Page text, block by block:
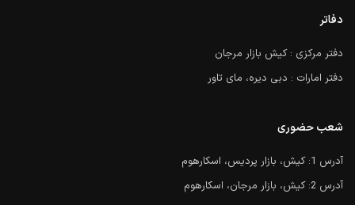
دفاتر
دفتر مرکزی : کیش بازار مرجان
دفتر امارات : دبی دیره، مای تاور
شعب حضوری
آدرس 1: کیش، بازار پردیس، اسکارهوم
آدرس 2: کیش، بازار مرجان، اسکارهوم